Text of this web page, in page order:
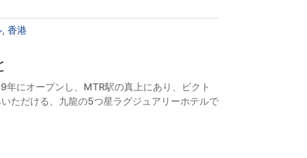
, 香港
にオープンし、MTR駅の真上にあり、ビクト
ただける、九龍の5つ星ラグジュアリーホテルで